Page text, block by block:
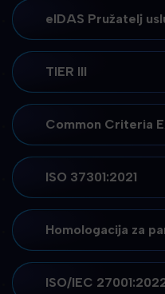
eIDAS Pružatelj
TIER III
Common Criteria
ISO 37301:2021
Homologacija za
ISO/IEC